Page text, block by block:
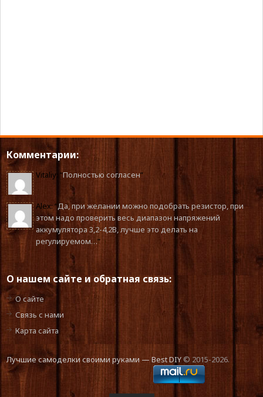
Комментарии:
Vitaliy : “Полностью согласен”
Alex: “Да, при желании можно подобрать резистор, при
этом надо проверить весь диапазон напряжений
аккумулятора 3,2-4,2В, лучше это делать на
регулируемом…”
О нашем сайте и обратная связь:
О сайте
Связь с нами
Карта сайта
Лучшие самоделки своими руками — Best DIY© 2015-2026.